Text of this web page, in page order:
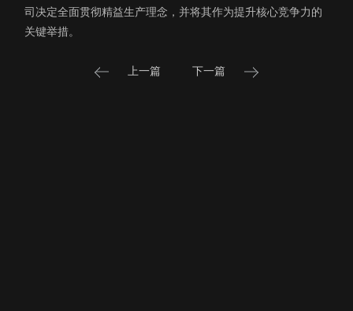
司决定全面贯彻精益生产理念，并将其作为提升核心竞争力的
关键举措。
上一篇 下一篇